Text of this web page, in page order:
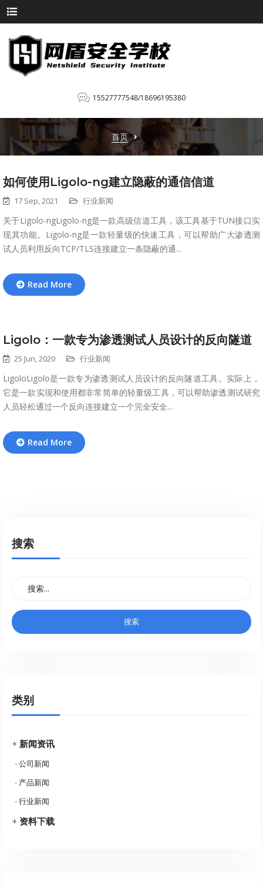
15527777548/18696195380
首页
如何使用Ligolo-ng建立隐蔽的通信信道
17 Sep, 2021 行业新闻
关于Ligolo-ngLigolo-ng是一款高级信道工具，该工具基于TUN接口实
现其功能。Ligolo-ng是一款轻量级的快速工具，可以帮助广大渗透测
试人员利用反向TCP/TLS连接建立一条隐蔽的通...
Read More
Ligolo：一款专为渗透测试人员设计的反向隧道
25 Jun, 2020 行业新闻
LigoloLigolo是一款专为渗透测试人员设计的反向隧道工具。实际上，
它是一款实现和使用都非常简单的轻量级工具，可以帮助渗透测试研究
人员轻松通过一个反向连接建立一个完全安全...
Read More
搜索
类别
+ 新闻资讯
-公司新闻
- 产品新闻
-行业新闻
+ 资料下载